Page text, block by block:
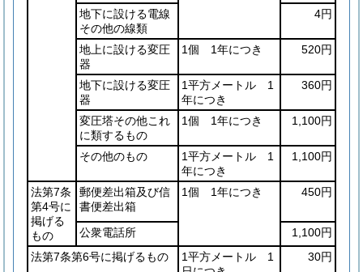
地下に設ける電線
その他の線類
4円
地上に設ける変圧
器
1個 1年につき 520円
地下に設ける変圧
器
1平方メートル 1
年につき
360円
変圧塔その他これ
に類するもの
1個 1年につき 1,100円
その他のもの
1平方メートル 1
年につき
1,100円
法第7条
第4号に
掲げる
もの
郵便差出箱及び信
書便差出箱
1個 1年につき 450円
公衆電話所
1,100円
法第7条第6号に掲げるもの
1平方メートル 1
30円